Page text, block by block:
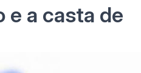
e a casta de